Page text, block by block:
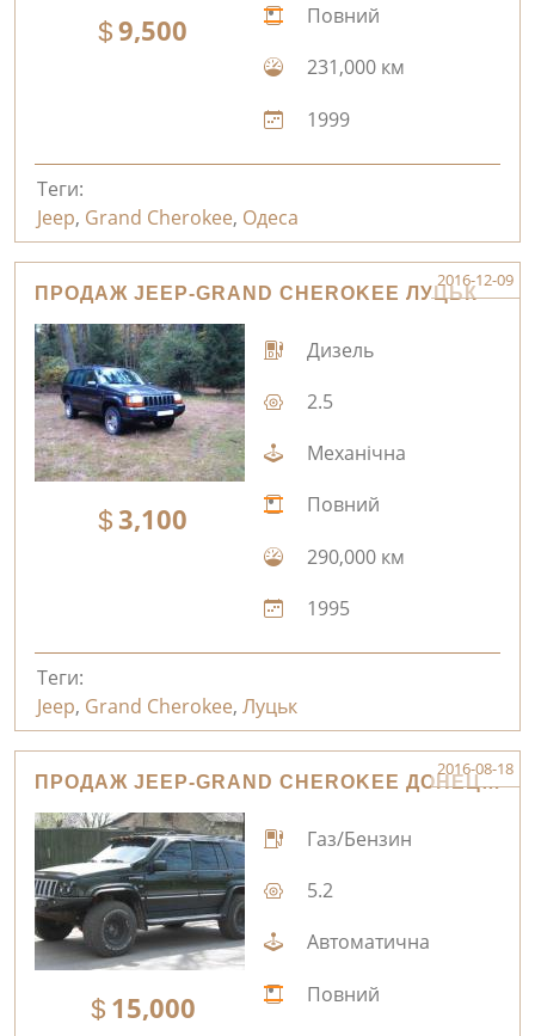
9,500
Повний
231,000 км
1999
Теги:
Jeep, Grand Cherokee, Одеса
ПРОДАЖ JEEP-GRAND CHEROKEE ЛУЦЬК
2016-12-09
3,100
Дизель
2.5
Механічна
Повний
290,000 км
1995
Теги:
Jeep, Grand Cherokee, Луцьк
ПРОДАЖ JEEP-GRAND CHEROKEE ДОНЕЦЬК
2016-08-18
15,000
Газ/Бензин
5.2
Автоматична
Повний